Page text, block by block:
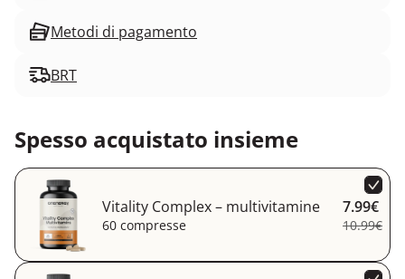
Metodi di pagamento
BRT
Spesso acquistato insieme
Vitality Complex – multivitamine
60 compresse
7.99€
10.99€